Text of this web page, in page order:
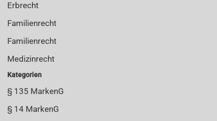
Erbrecht
Familienrecht
Familienrecht
Medizinrecht
Kategorien
§ 135 MarkenG
§ 14 MarkenG